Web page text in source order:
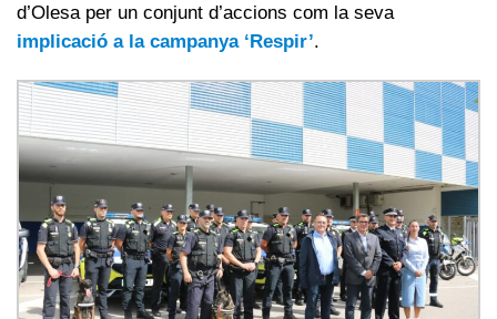
d’Olesa per un conjunt d’accions com la seva
implicació a la campanya ‘Respir’.